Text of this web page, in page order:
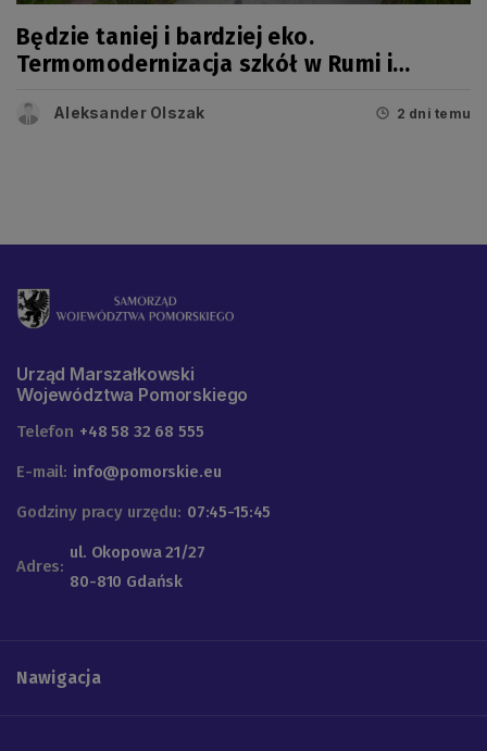
Będzie taniej i bardziej eko.
Termomodernizacja szkół w Rumi i
Aleksander Olszak 2 dni temu
Urząd Marszałkowski
Województwa Pomorskiego
Telefon +48 58 32 68 555
E-mail: info@pomorskie.eu
Godziny pracy urzędu: 07:45-15:45
Adres:
ul. Okopowa 21/27
80-810 Gdańsk
Nawigacja